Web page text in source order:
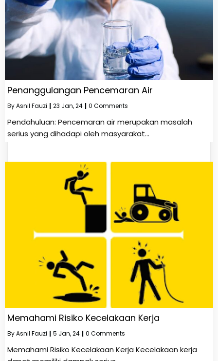
Penanggulangan Pencemaran Air
ByAsnil Fauzi | 23 Jan, 24 | 0 Comments
Pendahuluan: Pencemaran air merupakan masalah
serius yang dihadapi oleh masyarakat…
Memahami Risiko Kecelakaan Kerja
ByAsnil Fauzi | 5 Jan, 24 | 0 Comments
Memahami Risiko Kecelakaan Kerja Kecelakaan kerja